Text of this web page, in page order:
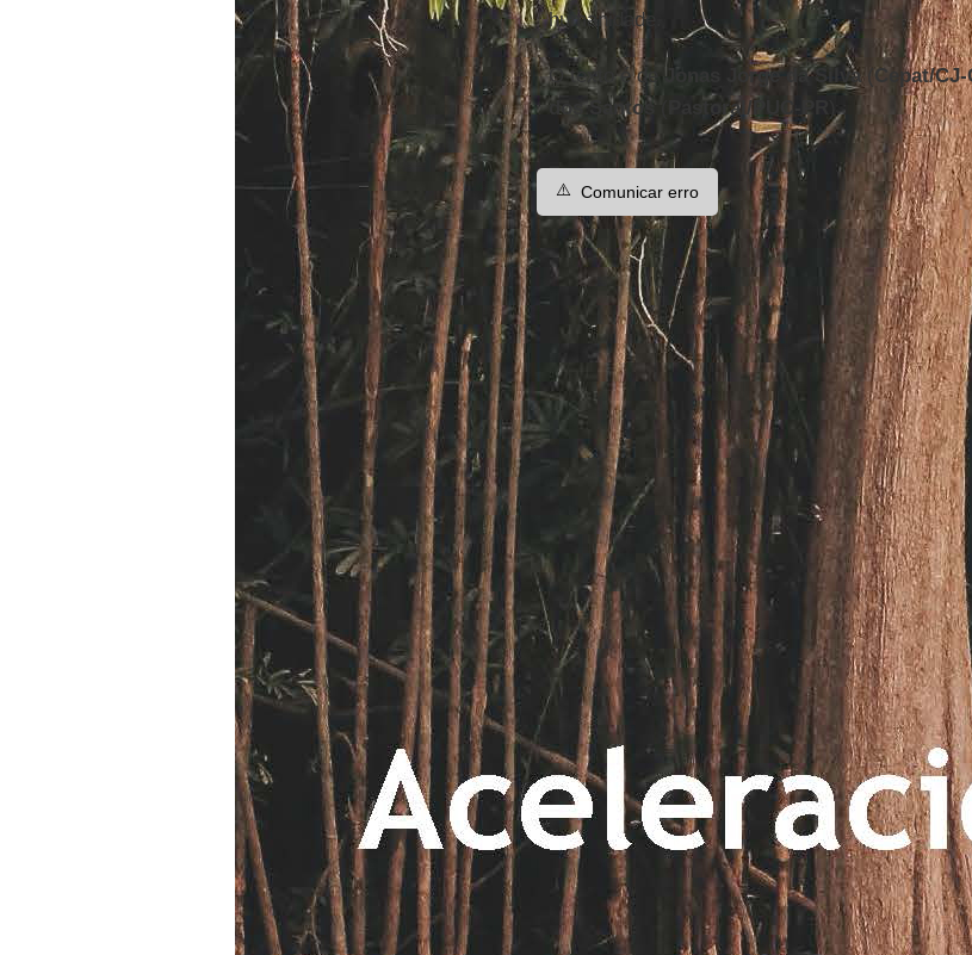
humanidade.
O texto é deJonas Jorge da Silva( Cepat/CJ-
dos Santos
Pastoral/PUC-PR ).
⚠️ Comunicar erro